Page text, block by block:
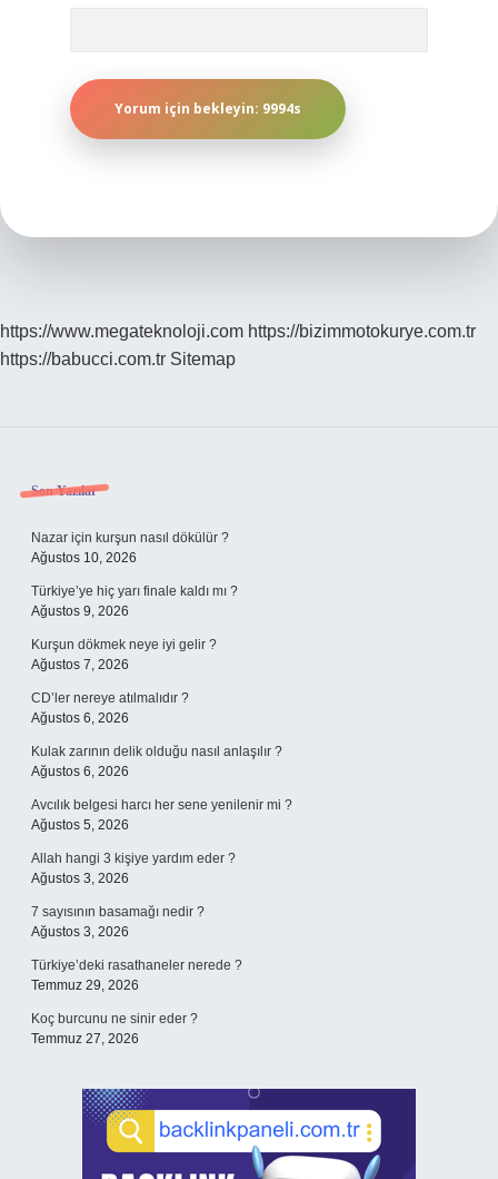
https://www.megateknoloji.com https://bizimmotokurye.com.tr
https://babucci.com.tr Sitemap
Sidebar
Son Yazılar
Nazar için kurşun nasıl dökülür ?
Ağustos 10, 2026
Türkiye’ye hiç yarı finale kaldı mı ?
Ağustos 9, 2026
Kurşun dökmek neye iyi gelir ?
Ağustos 7, 2026
CD’ler nereye atılmalıdır ?
Ağustos 6, 2026
Kulak zarının delik olduğu nasıl anlaşılır ?
Ağustos 6, 2026
Avcılık belgesi harcı her sene yenilenir mi ?
Ağustos 5, 2026
Allah hangi 3 kişiye yardım eder ?
Ağustos 3, 2026
7 sayısının basamağı nedir ?
Ağustos 3, 2026
Türkiye’deki rasathaneler nerede ?
Temmuz 29, 2026
Koç burcunu ne sinir eder ?
Temmuz 27, 2026